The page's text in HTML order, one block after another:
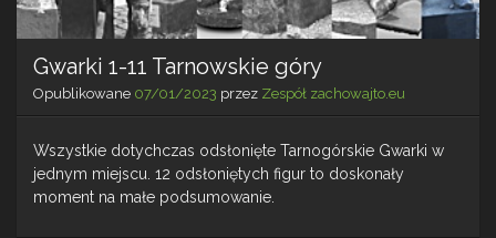
Gwarki 1-11 Tarnowskie góry
Opublikowane 07/01/2023 przez Zespół zachowajto.eu
Wszystkie dotychczas odsłonięte Tarnogórskie Gwarki w
jednym miejscu. 12 odsłoniętych figur to doskonały
moment na małe podsumowanie.